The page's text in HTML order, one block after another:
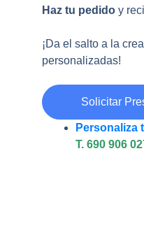
Haz tu pedido y
¡Da el salto a la
personalizadas!
Solicitar
Personaliza
T. 690 906